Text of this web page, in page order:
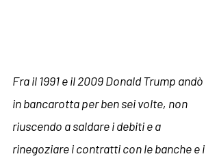
Fra il 1991 e il 2009 Donald Trump andò
in bancarotta per ben sei volte, non
riuscendo a saldare i debiti e a
rinegoziare i contratti con le banche e i